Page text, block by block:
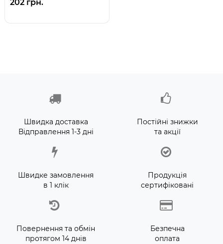
202 грн.
Швидка доставка
Відправлення 1-3 дні
Постійні знижки
та акції
Швидке замовлення
в 1 клік
Продукція
сертифіковані
Повернення та обмін
протягом 14 днів
Безпечна
оплата